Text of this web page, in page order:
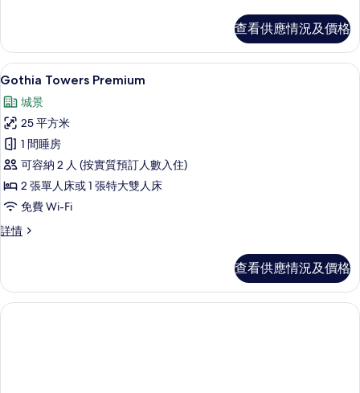
詳
情
查看供應情況及價格
載
入
所
有
Gothia
Towers
Premium
的
相
Gothia Towers Premium | 防敏寢具、
11
Gothia Towers Premium
城景
25 平方米
1 間睡房
可容納 2 人 (按實質預訂人數入住)
2 張單人床或 1 張特大雙人床
免費 Wi-Fi
詳情
Gothia
情
查看供應情況及價格